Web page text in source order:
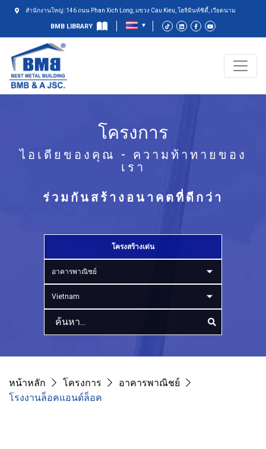
สำนักงานใหญ่: 146 ถนน Phan Xich Long, แขวง Cau Kieu, โฮจิมินห์ซิตี้, เวียดนาม
BMB LIBRARY
โครงการ
ไอเดียของคุณ - ความท้าทายของ
เรา
ร่วมกันสร้างอนาคตที่ดีกว่า
โครงสร้างเด่น
อาคารพาณิชย์
Vietnam
หน้าหลัก โครงการ
อาคารพาณิชย์
โรงงานล็อคแอนด์ล็อค